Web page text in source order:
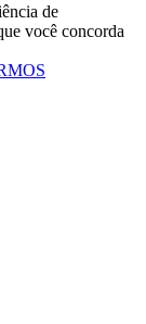
de
você concorda